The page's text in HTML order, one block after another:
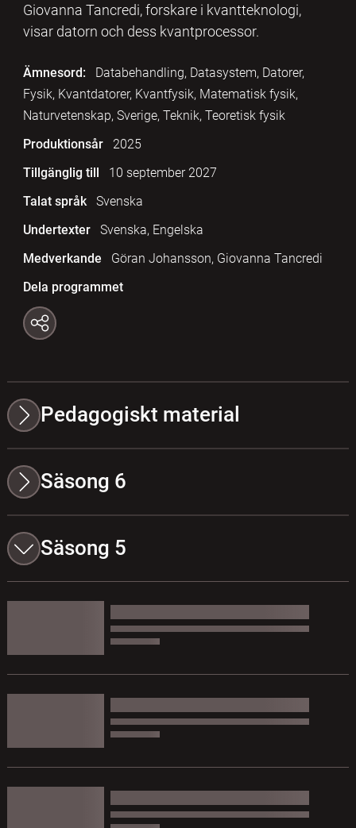
Giovanna Tancredi, forskare i kvantteknologi,
visar datorn och dess kvantprocessor.
Ämnesord:
Databehandling, Datasystem, Datorer,
Fysik, Kvantdatorer, Kvantfysik, Matematisk fysik,
Naturvetenskap, Sverige, Teknik, Teoretisk fysik
Produktionsår
2025
Tillgänglig till
10 september 2027
Talat språk
Svenska
Undertexter
Svenska, Engelska
Medverkande
Göran Johansson, Giovanna Tancredi
Dela programmet
Pedagogiskt material
Säsong 6
Säsong 5